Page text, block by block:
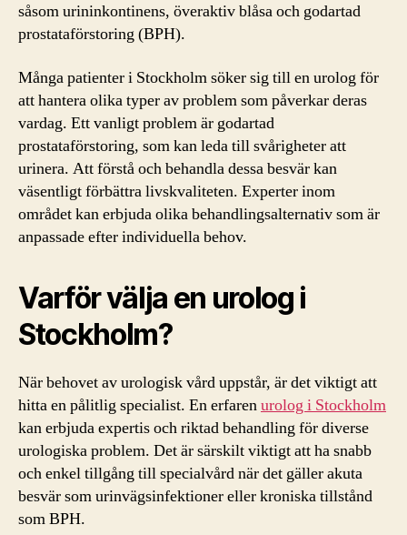
såsom urininkontinens, överaktiv blåsa och godartad
prostataförstoring (BPH).
Många patienter i Stockholm söker sig till en urolog för
att hantera olika typer av problem som påverkar deras
vardag. Ett vanligt problem är godartad
prostataförstoring, som kan leda till svårigheter att
urinera. Att förstå och behandla dessa besvär kan
väsentligt förbättra livskvaliteten. Experter inom
området kan erbjuda olika behandlingsalternativ som är
anpassade efter individuella behov.
Varför välja en urolog i
Stockholm?
När behovet av urologisk vård uppstår, är det viktigt att
hitta en pålitlig specialist. En erfarenurolog i Stockholm
kan erbjuda expertis och riktad behandling för diverse
urologiska problem. Det är särskilt viktigt att ha snabb
och enkel tillgång till specialvård när det gäller akuta
besvär som urinvägsinfektioner eller kroniska tillstånd
som BPH.